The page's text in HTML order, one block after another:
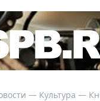
— Культура —